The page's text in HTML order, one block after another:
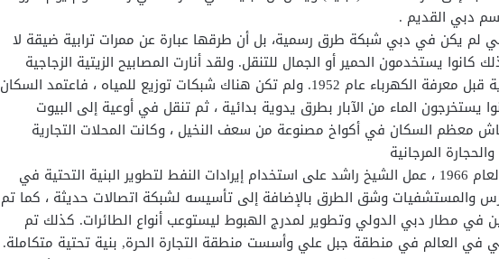
دبي القديم .
لم يكن في دبي شبكة طرق رسمية، بل أن طرقها عبارة عن ممرات ترابية ضيقة لا
كانوا يستخدمون الحمير أو الجمال للتنقل. ولقد أنارت المصابيح الزيتية الزجاجية
الطرقات والمحلات التجارية قبل معرفة الكهرباء عام 1952. ولم تكن هناك شبكات توزيع للمياه ، فاعتمد السكان
يستخرجون الماء من الآبار بطرق يدوية بدائية ، ثم تنقل في أوعية إلى البيوت
معظم السكان في أكواخ مصنوعة من سعف النخيل ، وكانت المحلات التجارية
المرجانية
بعد اكتشاف النفط في العام 1966 ، عمل الشيخ راشد على استخدام إيرادات النفط لتطوير البنية التحتية في
والمستشفيات وشق الطرق بالإضافة إلى تأسيسه لشبكة اتصالات حديثة ، كما تم
في مطار دبي الدولي وتطوير لمدرج الهبوط ليستوعب أنواع الطائرات. كذلك تم
في العالم في منطقة جبل علي وأسست منطقة التجارة الحرة, بنية تحتية متكاملة.